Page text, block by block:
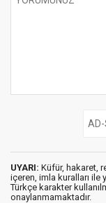
UYARI: Küfür, hakaret,
içeren, imla kuralları ile
Türkçe karakter
onaylanmamaktadır.